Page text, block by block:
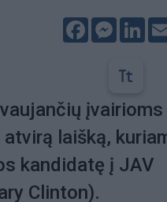
Facebook
įvairioms
laišką,
kandidatę į JAV
Clinton).